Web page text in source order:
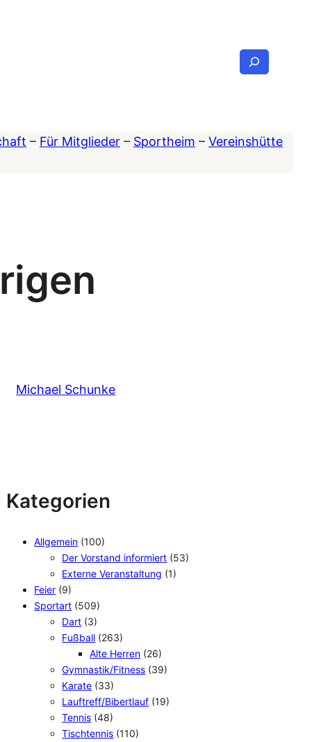
Suchen
– Für Mitglieder – Sportheim – Vereinshütte
Michael Schunke
Kategorien
Allgemein (100)
Der Vorstand informiert (53)
Externe Veranstaltung (1)
Feier (9)
Sportart (509)
Dart (3)
Fußball (263)
Alte Herren (26)
Gymnastik/Fitness (39)
Karate (33)
Lauftreff/Bibertlauf (19)
Tennis (48)
Tischtennis (110)